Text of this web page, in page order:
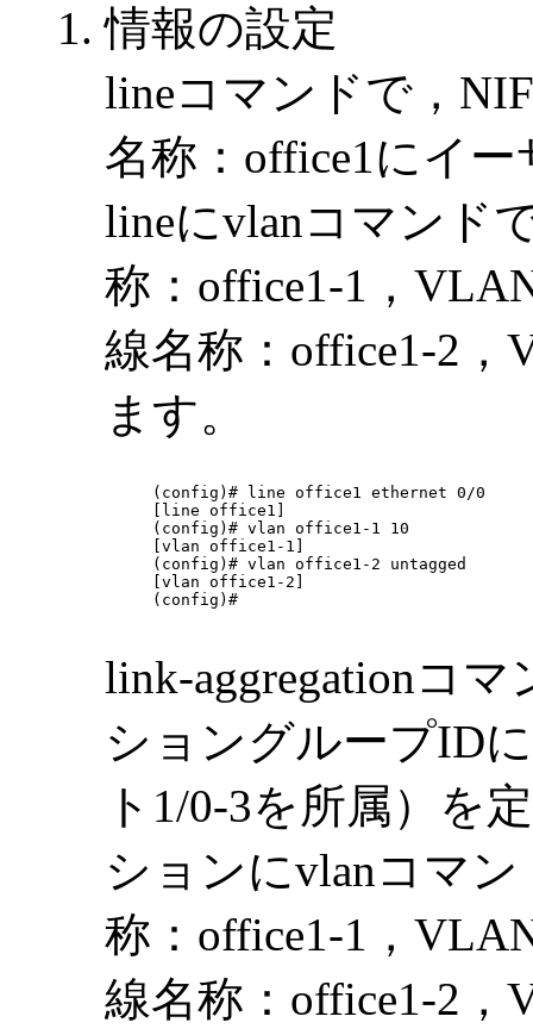
情報の設定
lineコマンドで，
名称：office1にイ
lineにvlanコマンド
称：office1-1，
線名称：office1-2，
ます。
(config)# line office1 ethernet 0/0
[line office1]
(config)# vlan office1-1 10
[vlan office1-1]
(config)# vlan office1-2 untagged
[vlan office1-2]
(config)#
link-aggregationコ
ショングループID
ト1/0-3を所属）を
ションにvlanコマ
称：office1-1，
線名称：office1-2，